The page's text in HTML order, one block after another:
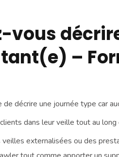
vous
–
de décrire une journée type car
dans leur veille tout au
externalisées ou des